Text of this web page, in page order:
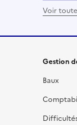
Voir
Gestion
Baux